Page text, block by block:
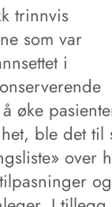
trinnvis
som var
i
øke
ble det til
over
og